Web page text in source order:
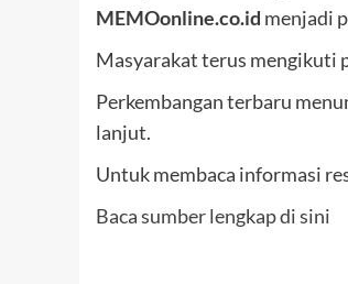
MEMOonline.co.id menjadi
Masyarakat terus mengikuti
Perkembangan terbaru
lanjut.
Untuk membaca informasi
Baca sumber lengkap di sini